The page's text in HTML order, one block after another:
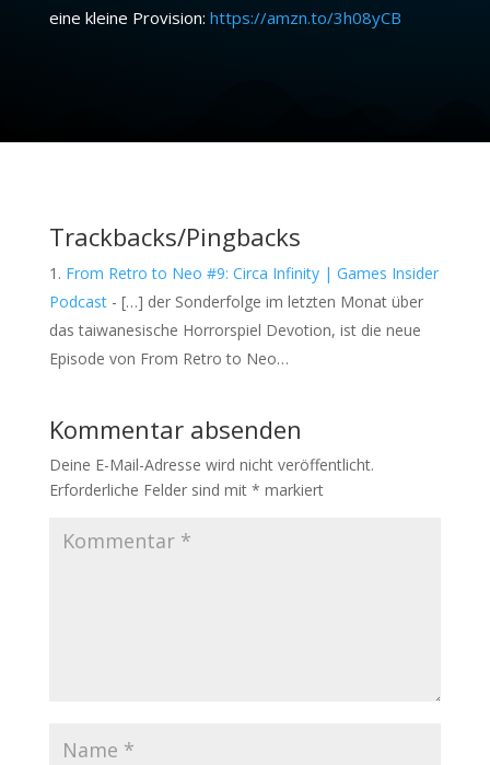
eine kleine Provision: https://amzn.to/3h08yCB
Trackbacks/Pingbacks
From Retro to Neo #9: Circa Infinity | Games Insider
Podcast- […] der Sonderfolge im letzten Monat über
das taiwanesische Horrorspiel Devotion, ist die neue
Episode von From Retro to Neo…
Kommentar absenden
Deine E-Mail-Adresse wird nicht veröffentlicht.
Erforderliche Felder sind mit * markiert